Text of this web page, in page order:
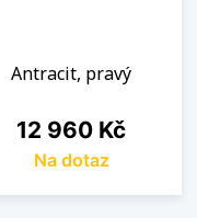
Antracit, pravý
Cena
12 960 Kč
Na dotaz